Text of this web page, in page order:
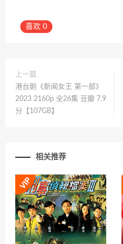
喜欢 0
上一篇
港台剧《新闻女王 第一部》
2023 2160p 全26集 豆瓣 7.9
分【107GB】
相关推荐